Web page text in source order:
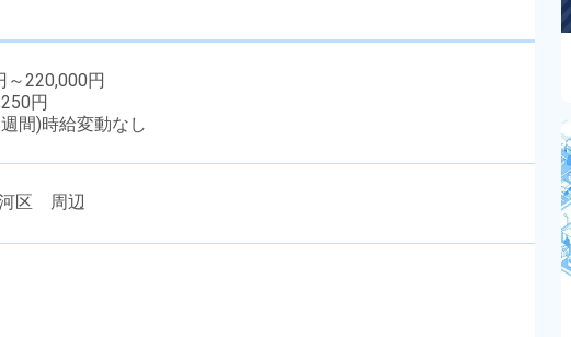
～220,000円
円
間)時給変動なし
河区 周辺